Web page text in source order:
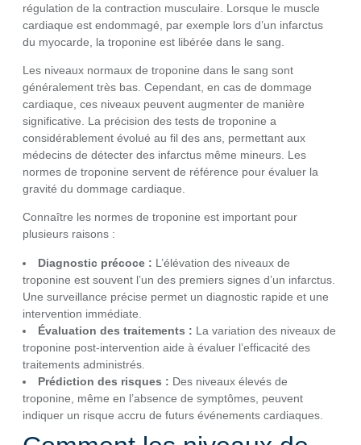
régulation de la contraction musculaire. Lorsque le muscle
cardiaque est endommagé, par exemple lors d’un infarctus
du myocarde, la troponine est libérée dans le sang.
Les niveaux normaux de troponine dans le sang sont
généralement très bas. Cependant, en cas de dommage
cardiaque, ces niveaux peuvent augmenter de manière
significative. La précision des tests de troponine a
considérablement évolué au fil des ans, permettant aux
médecins de détecter des infarctus même mineurs. Les
normes de troponine servent de référence pour évaluer la
gravité du dommage cardiaque.
Connaître les normes de troponine est important pour
plusieurs raisons :
Diagnostic précoce : L’élévation des niveaux de
troponine est souvent l’un des premiers signes d’un infarctus.
Une surveillance précise permet un diagnostic rapide et une
intervention immédiate.
Évaluation des traitements : La variation des niveaux de
troponine post-intervention aide à évaluer l’efficacité des
traitements administrés.
Prédiction des risques : Des niveaux élevés de
troponine, même en l’absence de symptômes, peuvent
indiquer un risque accru de futurs événements cardiaques.